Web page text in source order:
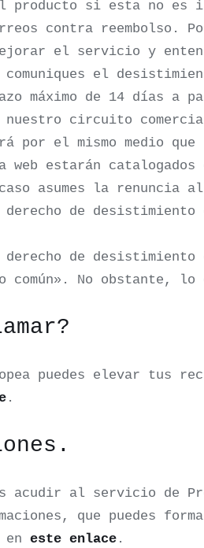
producto si esta no es
contra reembolso.
mejorar el servicio y
el
máximo de 14 días
nuestro circuito
por el mismo medio
web estarán
asumes la renuncia
de desistimiento
de
No obstante, lo
puedes elevar tus
.
acudir al servicio de
que puedes
en este enlace.